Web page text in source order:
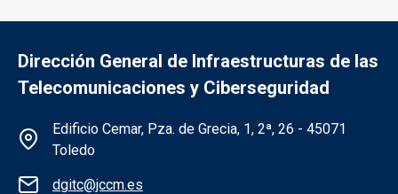
Dirección General de Infraestructuras de las
Telecomunicaciones y Ciberseguridad
Información de la institución
Edificio Cemar, Pza. de Grecia, 1, 2ª, 26 - 45071
Toledo
dgitc@jccm.es